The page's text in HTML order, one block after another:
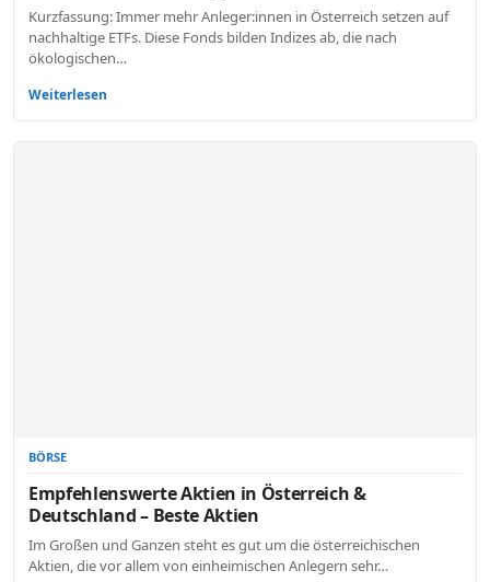
Kurzfassung: Immer mehr Anleger:innen in Österreich setzen auf
nachhaltige ETFs. Diese Fonds bilden Indizes ab, die nach
ökologischen…
Weiterlesen
BÖRSE
Empfehlenswerte Aktien in Österreich &
Deutschland – Beste Aktien
Im Großen und Ganzen steht es gut um die österreichischen
Aktien, die vor allem von einheimischen Anlegern sehr…